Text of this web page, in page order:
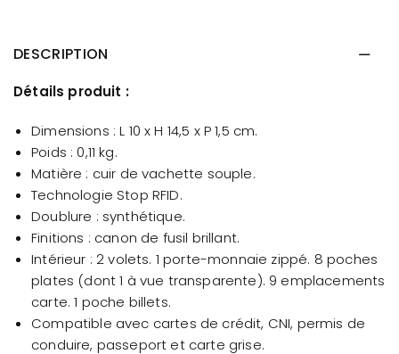
DESCRIPTION
Détails produit :
Dimensions : L 10 x H 14,5 x P 1,5 cm.
Poids : 0,11 kg.
Matière : cuir de vachette souple.
Technologie Stop RFID.
Doublure : synthétique.
Finitions : canon de fusil brillant.
Intérieur : 2 volets. 1 porte-monnaie zippé. 8 poches
plates (dont 1 à vue transparente). 9 emplacements
carte. 1 poche billets.
Compatible avec cartes de crédit, CNI, permis de
conduire, passeport et carte grise.